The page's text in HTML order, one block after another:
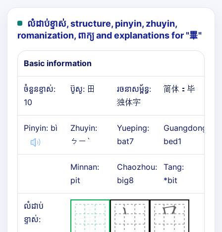
លំដាប់ខ្ទាស់, structure, pinyin, zhuyin,
romanization, ពាក្យ and explanations for "畢"
Basic information
ចំនួនខ្ទាស់:
10
ប៊ូសូ: 田
រចនាសម្ព័ន្ធ:
独体字
简体： 毕
Pinyin: bì
Zhuyin:
ㄅㄧˋ
Yueping:
bat7
Guangdong:
bed1
Minnan:
pit
Chaozhou:
big8
Tang:
*bit
លំដាប់
ខ្ទាស់: